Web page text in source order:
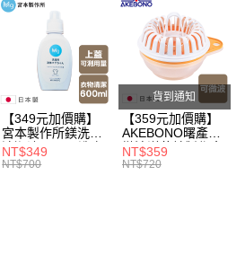
1.本服務係由「台灣大哥大股份有限公司」（以下
用戶於交易時，得透過本服務購買商品或服務，
款買賣價金債權讓與本公司後，依約使用本公司帳
2.基於同意付款使用「大哥付你分期」之契約關係
資料（包含姓名、電話或地址）提供予台灣大哥大
用，由本公司與您本人進行分期帳單所需資料之確
3.完整用戶服務條款，請詳閱以下連結：https://
付款後7-11取貨
每筆NT$100，滿NT$499(含以上)免運費
宅配【父親節大回饋】限時$299免運
每筆NT$150，滿NT$299(含以上)免運費
旅行·戶外用品
生活雜貨/療癒小物
【349元加價購】
宮本製作所鎂洗衣
清潔液600ml/洗衣
精/洗衣鎂/洗衣用
NT$349
NT$700
貨到通知
【359元加價購】
AKEBONO曙產業
微波洋芋片製作盒/
料理盒/健康零食/
NT$359
NT$720